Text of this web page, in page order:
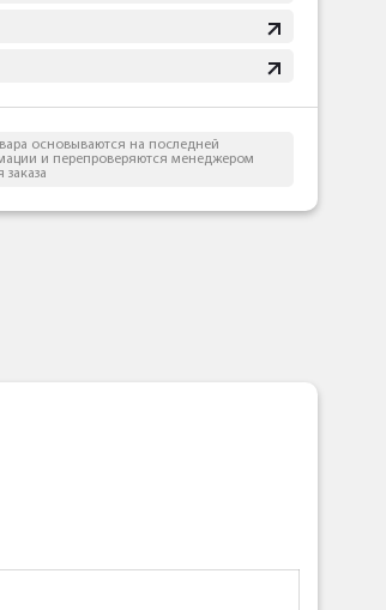
основываются на последней
и перепроверяются менеджером